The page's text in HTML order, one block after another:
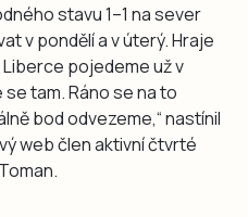
stavu 1–1 na sever
v pondělí a v úterý. Hraje
pojedeme už v
tam. Ráno se na to
bod odvezeme,“ nastínil
web člen aktivní čtvrté